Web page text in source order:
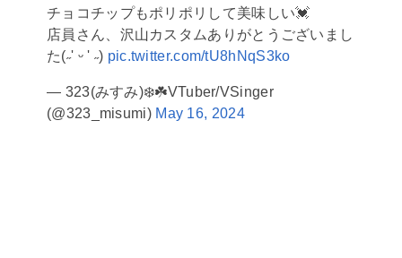
チョコチップもポリポリして美味しい💓
店員さん、沢山カスタムありがとうございまし
た(˶' ᵕ ' ˶) pic.twitter.com/tU8hNqS3ko
— 323(みすみ)❄️☘️VTuber/VSinger
(@323_misumi) May 16, 2024